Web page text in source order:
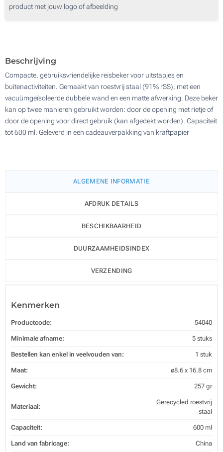
Digitale kleurendruk (Rondom geprint)
50
product met jouw logo of afbeelding
Beschrijving
Compacte, gebruiksvriendelijke reisbeker voor uitstapjes en
buitenactiviteiten. Gemaakt van roestvrij staal (91% rSS), met een
vacuümgeïsoleerde dubbele wand en een matte afwerking. Deze beker
kan op twee manieren gebruikt worden: door de opening met rietje of
door de opening voor direct gebruik (kan afgedekt worden). Capaciteit
tot 600 ml. Geleverd in een cadeauverpakking van kraftpapier
ALGEMENE INFORMATIE
AFDRUK DETAILS
BESCHIKBAARHEID
DUURZAAMHEIDSINDEX
VERZENDING
Kenmerken
Productcode: 54040
Minimale afname: 5 stuks
Bestellen kan enkel in veelvouden van: 1 stuk
Maat: ø8.6 x 16.8 cm
Gewicht: 257 gr
Materiaal:
Gerecycled roestvrij
staal
Capaciteit: 600 ml
Land van fabricage: China